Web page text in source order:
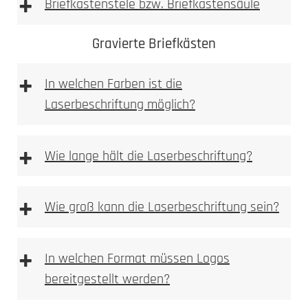
essighaltigen Reinigungsmittel verwenden
unserem Pflegeratgeber.
+ Briefkastenstele bzw. Briefkastensäule
Gravierte Briefkästen
+
In welchen Farben ist die
Laserbeschriftung möglich?
+ Wie lange hält die Laserbeschriftung?
+ Wie groß kann die Laserbeschriftung sein?
+
In welchen Format müssen Logos
bereitgestellt werden?